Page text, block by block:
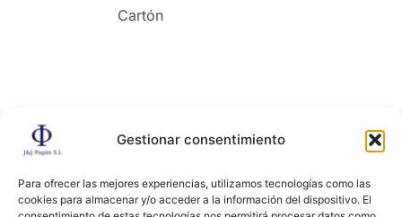
Gestionar consentimiento
Para ofrecer las mejores experiencias, utilizamos tecnologías como las
cookies para almacenar y/o acceder a la información del dispositivo. El
Cartón
Contacto